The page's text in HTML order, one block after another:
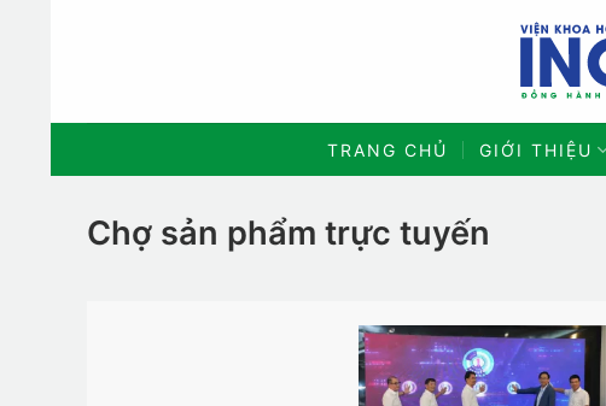
TRANG CHỦ GIỚI THIỆU
Chợ sản phẩm trực tuyến